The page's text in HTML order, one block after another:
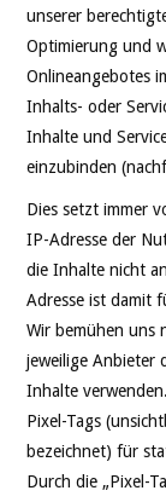
unserer
Optimierung und
Onlineangebotes
Inhalts- oder
Inhalte und
einzubinden
Dies setzt immer
IP-Adresse der
die Inhalte nicht
Adresse ist damit
Wir bemühen uns
jeweilige Anbieter
Inhalte
Pixel-Tags
bezeichnet) für
Durch die „Pixel-